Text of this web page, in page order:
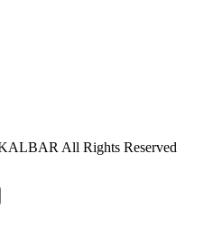
All Rights Reserved